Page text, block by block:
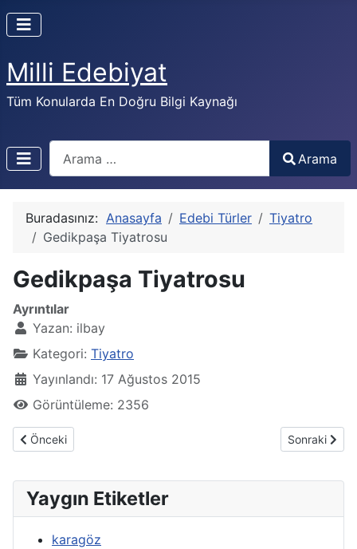
Milli Edebiyat
Tüm Konularda En Doğru Bilgi Kaynağı
Arama
Buradasınız: Anasayfa Edebi Türler
Tiyatro
Gedikpaşa Tiyatrosu
Gedikpaşa Tiyatrosu
Ayrıntılar
Yazan: ilbay
Kategori: Tiyatro
Yayınlandı: 17 Ağustos 2015
Görüntüleme: 2356
Önceki makale: Halk Tiyatrosu (İtalyan)
Önceki Sonraki
Sonraki
Yaygın Etiketler
karagöz